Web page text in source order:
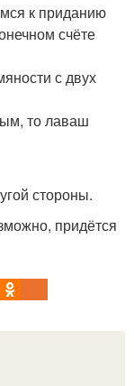
к приданию
счёте
с двух
то лаваш
стороны.
придётся